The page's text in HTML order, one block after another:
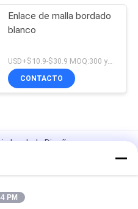
Enlace de malla bordado
blanco
CONTACTO
bordado Diseño
calidad, vestidos de
PM